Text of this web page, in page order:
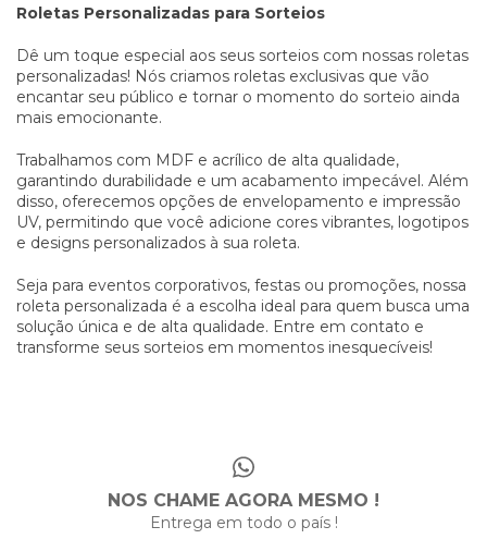
Roletas Personalizadas para Sorteios
Dê um toque especial aos seus sorteios com nossas roletas
personalizadas! Nós criamos roletas exclusivas que vão
encantar seu público e tornar o momento do sorteio ainda
mais emocionante.
Trabalhamos com MDF e acrílico de alta qualidade,
garantindo durabilidade e um acabamento impecável. Além
disso, oferecemos opções de envelopamento e impressão
UV, permitindo que você adicione cores vibrantes, logotipos
e designs personalizados à sua roleta.
Seja para eventos corporativos, festas ou promoções, nossa
roleta personalizada é a escolha ideal para quem busca uma
solução única e de alta qualidade. Entre em contato e
transforme seus sorteios em momentos inesquecíveis!
NOS CHAME AGORA MESMO !
Entrega em todo o país !